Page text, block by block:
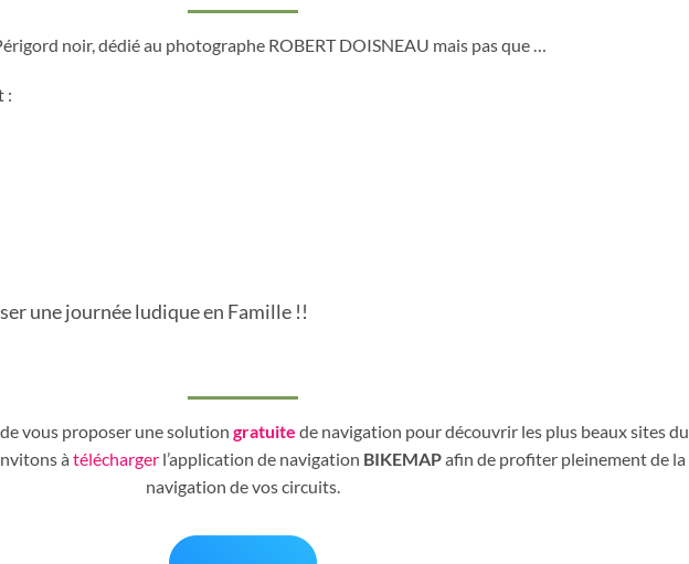
noir, dédié au photographe ROBERT DOISNEAU mais pas que …
:
une journée ludique en Famille !!
vous proposer une solution gratuite de navigation pour découvrir les plus beaux sites du
à télécharger l’application de navigation BIKEMAPafin de profiter pleinement de la
navigation de vos circuits.